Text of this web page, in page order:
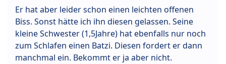
Er hat aber leider schon einen leichten offenen
Biss. Sonst hätte ich ihn diesen gelassen. Seine
kleine Schwester (1,5Jahre) hat ebenfalls nur noch
zum Schlafen einen Batzi. Diesen fordert er dann
manchmal ein. Bekommt er ja aber nicht.